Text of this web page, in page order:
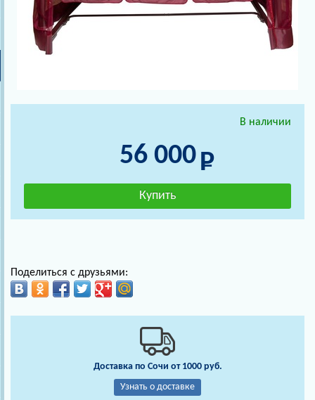
В наличии
56 000
Поделиться с друзьями:
Доставка по Сочи от 1000 руб.
Узнать о доставке